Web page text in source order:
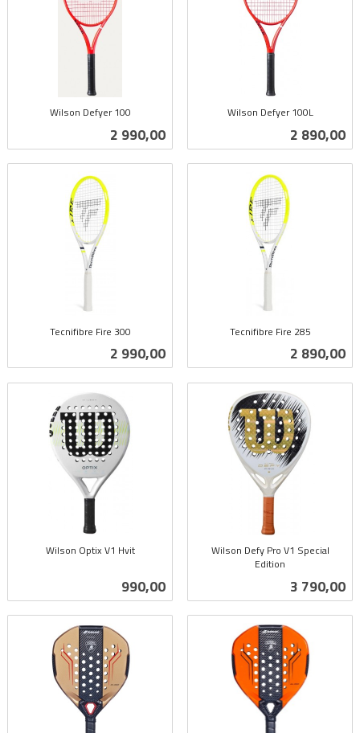
Wilson Defyer 100
Pris
2 990,00
Wilson Defyer 100L
Pris
2 890,00
Tecnifibre Fire 300
Pris
2 990,00
Tecnifibre Fire 285
Pris
2 890,00
Wilson Optix V1 Hvit
Pris
990,00
Wilson Defy Pro V1 Special
Edition
Pris
3 790,00